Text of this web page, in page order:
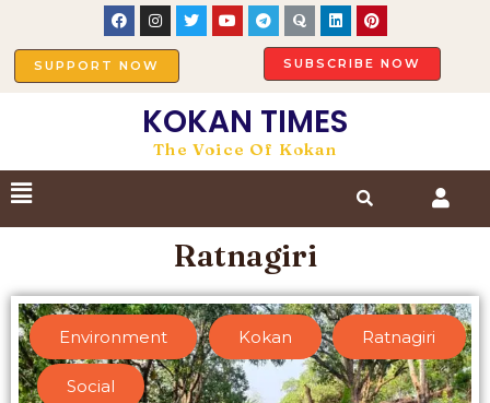
SUPPORT NOW SUBSCRIBE NOW
KOKAN TIMES
The Voice Of Kokan
Ratnagiri
Environment , Kokan , Ratnagiri
, Social